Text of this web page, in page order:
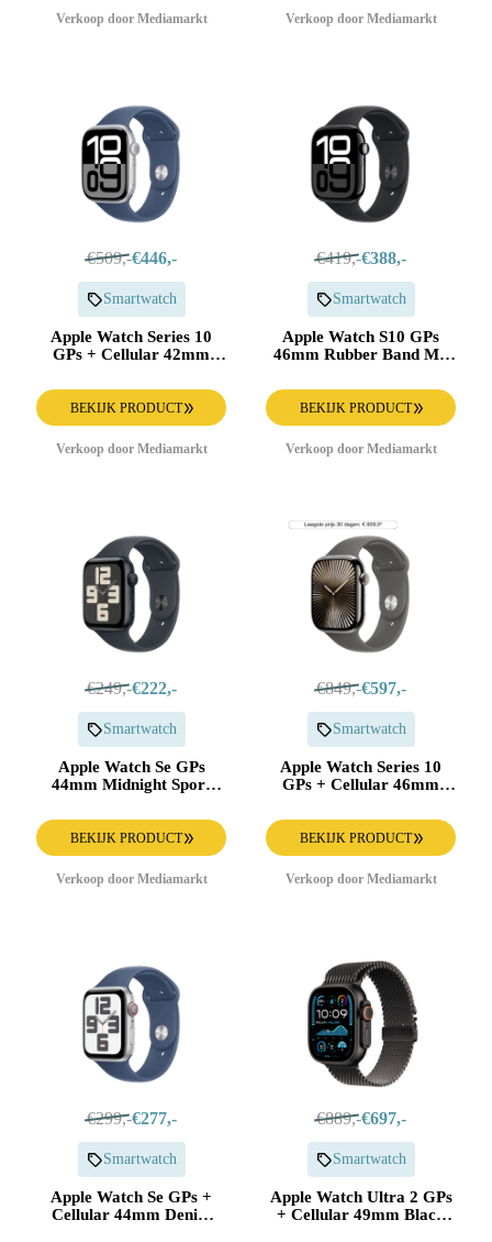
Verkoop door Mediamarkt Verkoop door Mediamarkt
€509,-€446,-
Smartwatch
Apple Watch Series 10
GPs + Cellular 42mm
Smartwatch Silver
BEKIJK PRODUCT
Verkoop door Mediamarkt
€419,-€388,-
Smartwatch
Apple Watch S10 GPs
46mm Rubber Band M/l
Jet Black
BEKIJK PRODUCT
Verkoop door Mediamarkt
€249,-€222,-
Smartwatch
Apple Watch Se GPs
44mm Midnight Sport
Aluminium
BEKIJK PRODUCT
Verkoop door Mediamarkt
€849,-€597,-
Smartwatch
Apple Watch Series 10
GPs + Cellular 46mm
S/m Smartwatch Natural
BEKIJK PRODUCT
Verkoop door Mediamarkt
€299,-€277,-
Smartwatch
Apple Watch Se GPs +
Cellular 44mm Denim
€889,-€697,-
Smartwatch
Apple Watch Ultra 2 GPs
+ Cellular 49mm Black